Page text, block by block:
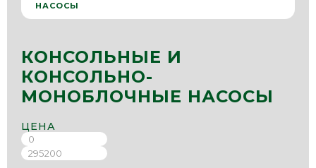
НАСОСЫ
КОНСОЛЬНЫЕ И
КОНСОЛЬНО-
МОНОБЛОЧНЫЕ НАСОСЫ
ЦЕНА